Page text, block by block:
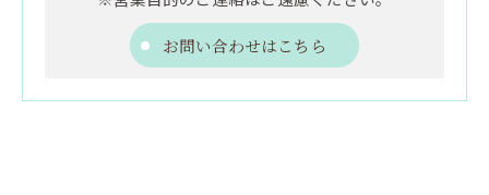
お問い合わせはこちら